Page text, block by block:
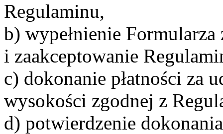
Regulaminu,
b) wypełnienie Formularza
i zaakceptowanie
c) dokonanie płatności za
wysokości zgodnej z
d) potwierdzenie